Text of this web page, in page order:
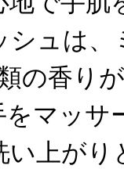
シュは
の香り
マッサ
い上が